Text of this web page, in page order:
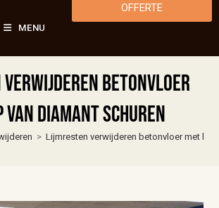
MENU
OFFERTE
verwijderen betonvloer
van diamant schuren
> Lijmresten verwijderen betonvloer met